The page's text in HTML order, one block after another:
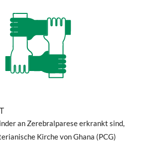
an Zerebralparese erkrankt sind,
Kirche von Ghana (PCG)